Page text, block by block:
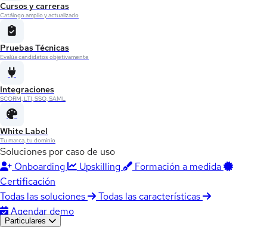
Cursos y carreras
Catálogo amplio y actualizado
Pruebas Técnicas
Evalúa candidatos objetivamente
Integraciones
SCORM, LTI, SSO, SAML
White Label
Tu marca, tu dominio
Soluciones por caso de uso
Onboarding
Upskilling
Formación a medida
Certificación
Todas las soluciones
Todas las características
Agendar demo
Particulares